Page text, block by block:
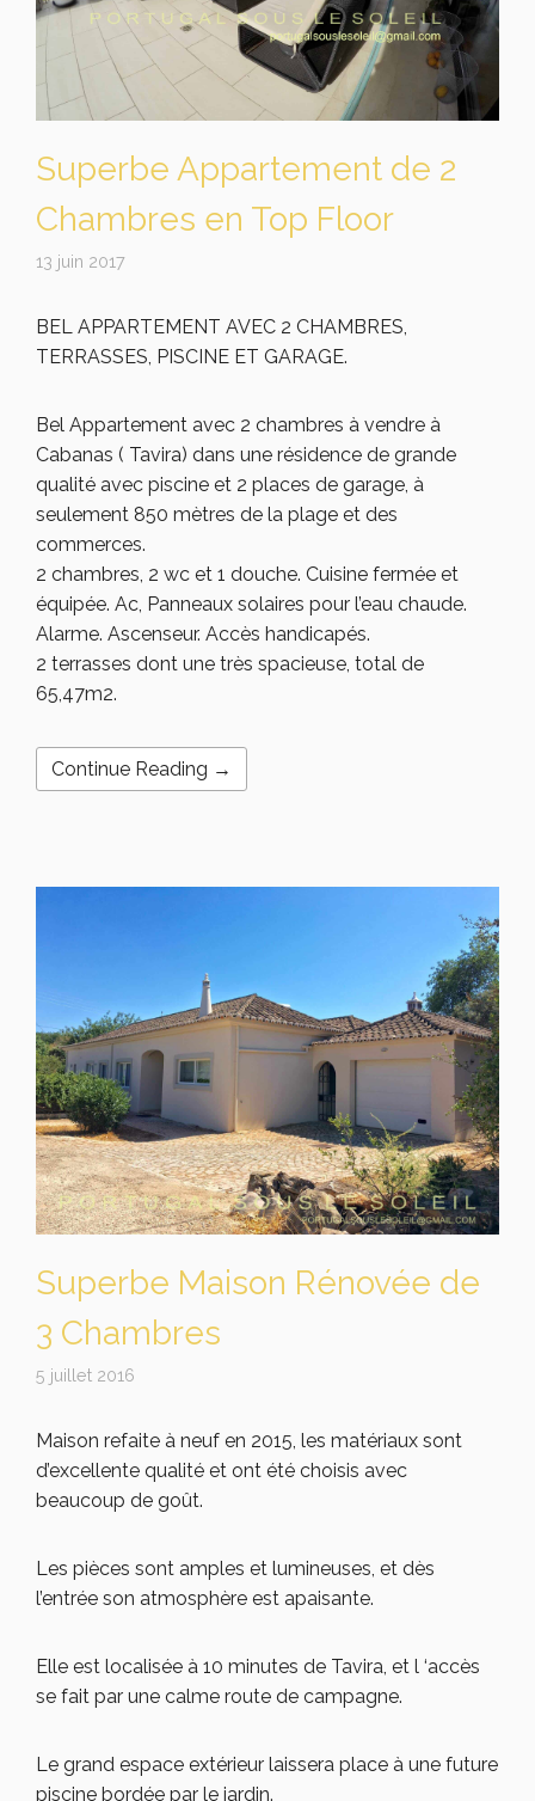
Superbe Appartement de 2
Chambres en Top Floor
13 juin 2017
BEL APPARTEMENT AVEC 2 CHAMBRES,
TERRASSES, PISCINE ET GARAGE.
Bel Appartement avec 2 chambres à vendre à
Cabanas ( Tavira) dans une résidence de grande
qualité avec piscine et 2 places de garage, à
seulement 850 mètres de la plage et des
commerces.
2 chambres, 2 wc et 1 douche. Cuisine fermée et
équipée. Ac, Panneaux solaires pour l’eau chaude.
Alarme. Ascenseur. Accès handicapés.
2 terrasses dont une très spacieuse, total de
65,47m2.
Continue Reading →
Superbe Maison Rénovée de
3 Chambres
5 juillet 2016
Maison refaite à neuf en 2015, les matériaux sont
d’excellente qualité et ont été choisis avec
beaucoup de goût.
Les pièces sont amples et lumineuses, et dès
l’entrée son atmosphère est apaisante.
Elle est localisée à 10 minutes de Tavira, et l ‘accès
se fait par une calme route de campagne.
Le grand espace extérieur laissera place à une future
piscine bordée par le jardin.